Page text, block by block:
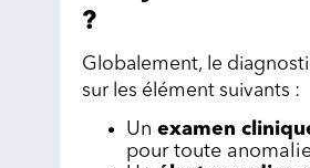
?
Globalement, le
sur les élément suivants :
Un examen
pour toute